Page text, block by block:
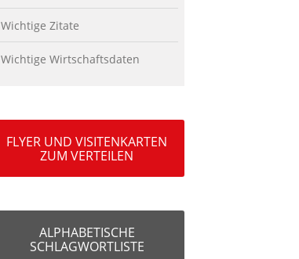
Wichtige Zitate
Wichtige Wirtschaftsdaten
FLYER UND VISITENKARTEN
ZUM VERTEILEN
ALPHABETISCHE
SCHLAGWORTLISTE